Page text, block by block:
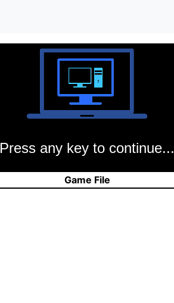
Press any key to continue...
Game File